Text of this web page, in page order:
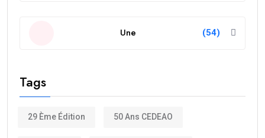
Une (54)
Tags
29 Ème Édition 50 Ans CEDEAO